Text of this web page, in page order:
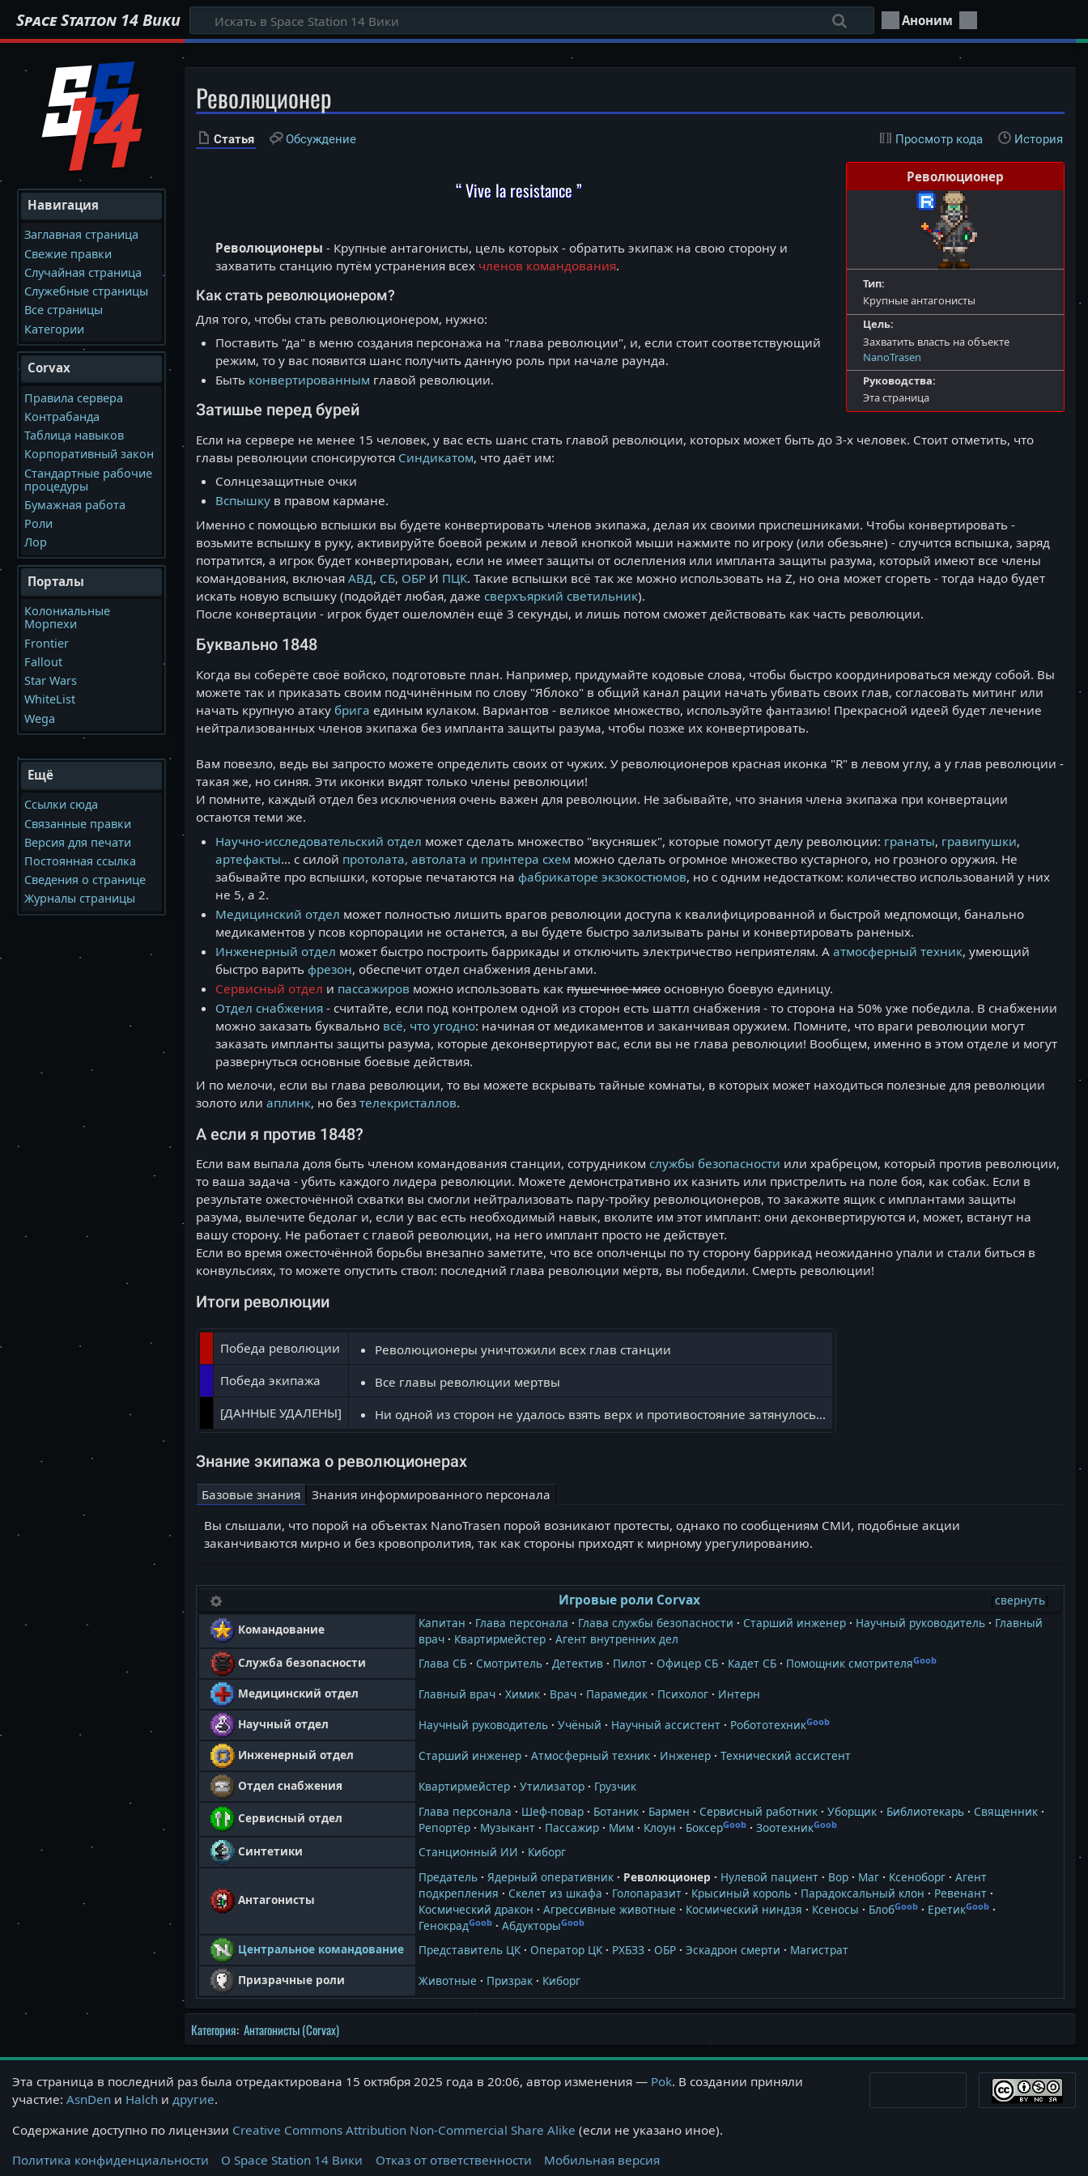
Аноним
Space Station 14 Вики
Революционер
Статья Обсуждение Просмотр кода История
Революционер
Тип:
Крупные антагонисты
Цель:
Захватить власть на объекте
NanoTrasen
Руководства:
Эта страница
“ Vive la resistance ”
Революционеры - Крупные антагонисты, цель которых - обратить экипаж на свою сторону и
захватить станцию путём устранения всех членов командования.
Как стать революционером?
Для того, чтобы стать революционером, нужно:
Поставить "да" в меню создания персонажа на "глава революции", и, если стоит соответствующий
режим, то у вас появится шанс получить данную роль при начале раунда.
Быть конвертированным главой революции.
Затишье перед бурей
Если на сервере не менее 15 человек, у вас есть шанс стать главой революции, которых может быть до 3-х человек. Стоит отметить, что
главы революции спонсируются Синдикатом, что даёт им:
Солнцезащитные очки
Вспышку в правом кармане.
Именно с помощью вспышки вы будете конвертировать членов экипажа, делая их своими приспешниками. Чтобы конвертировать -
возьмите вспышку в руку, активируйте боевой режим и левой кнопкой мыши нажмите по игроку (или обезьяне) - случится вспышка, заряд
потратится, а игрок будет конвертирован, если не имеет защиты от ослепления или импланта защиты разума, который имеют все члены
командования, включая АВД, СБ, ОБРИ ПЦК. Такие вспышки всё так же можно использовать на Z, но она может сгореть - тогда надо будет
искать новую вспышку (подойдёт любая, даже сверхъяркий светильник).
После конвертации - игрок будет ошеломлён ещё 3 секунды, и лишь потом сможет действовать как часть революции.
Буквально 1848
Когда вы соберёте своё войско, подготовьте план. Например, придумайте кодовые слова, чтобы быстро координироваться между собой. Вы
можете так и приказать своим подчинённым по слову "Яблоко" в общий канал рации начать убивать своих глав, согласовать митинг или
начать крупную атаку брига единым кулаком. Вариантов - великое множество, используйте фантазию! Прекрасной идеей будет лечение
нейтрализованных членов экипажа без импланта защиты разума, чтобы позже их конвертировать.
Вам повезло, ведь вы запросто можете определить своих от чужих. У революционеров красная иконка "R" в левом углу, а у глав революции -
такая же, но синяя. Эти иконки видят только члены революции!
И помните, каждый отдел без исключения очень важен для революции. Не забывайте, что знания члена экипажа при конвертации
остаются теми же.
Научно-исследовательский отдел может сделать множество "вкусняшек", которые помогут делу революции: гранаты, гравипушки,
артефакты... с силой протолата, автолата и принтера схем можно сделать огромное множество кустарного, но грозного оружия. Не
забывайте про вспышки, которые печатаются нафабрикаторе экзокостюмов, но с одним недостатком: количество использований у них
не 5, а 2.
Медицинский отдел может полностью лишить врагов революции доступа к квалифицированной и быстрой медпомощи, банально
медикаментов у псов корпорации не останется, а вы будете быстро зализывать раны и конвертировать раненых.
Инженерный отдел может быстро построить баррикады и отключить электричество неприятелям. Аатмосферный техник, умеющий
быстро варитьфрезон, обеспечит отдел снабжения деньгами.
Сервисный отдел и пассажиров можно использовать какпушечное мясоосновную боевую единицу.
Отдел снабжения - считайте, если под контролем одной из сторон есть шаттл снабжения - то сторона на 50% уже победила. В снабжении
можно заказать буквально всё, что угодно: начиная от медикаментов и заканчивая оружием. Помните, что враги революции могут
заказать импланты защиты разума, которые деконвертируют вас, если вы не глава революции! Вообщем, именно в этом отделе и могут
развернуться основные боевые действия.
И по мелочи, если вы глава революции, то вы можете вскрывать тайные комнаты, в которых может находиться полезные для революции
золото или аплинк, но без телекристаллов.
А если я против 1848?
Если вам выпала доля быть членом командования станции, сотрудником службы безопасности или храбрецом, который против революции,
то ваша задача - убить каждого лидера революции. Можете демонстративно их казнить или пристрелить на поле боя, как собак. Если в
результате ожесточённой схватки вы смогли нейтрализовать пару-тройку революционеров, то закажите ящик с имплантами защиты
разума, вылечите бедолаг и, если у вас есть необходимый навык, вколите им этот имплант: они деконвертируются и, может, встанут на
вашу сторону. Не работает с главой революции, на него имплант просто не действует.
Если во время ожесточённой борьбы внезапно заметите, что все ополченцы по ту сторону баррикад неожиданно упали и стали биться в
конвульсиях, то можете опустить ствол: последний глава революции мёртв, вы победили. Смерть революции!
Итоги революции
Победа революции
Революционеры уничтожили всех глав станции
Победа экипажа
Все главы революции мертвы
[ДАННЫЕ УДАЛЕНЫ]
Ни одной из сторон не удалось взять верх и противостояние затянулось...
Знание экипажа о революционерах
Базовые знания
Знания информированного персонала
Вы слышали, что порой на объектах NanoTrasen порой возникают протесты, однако по сообщениям СМИ, подобные акции
заканчиваются мирно и без кровопролития, так как стороны приходят к мирному урегулированию.
свернуть
Игровые роли Corvax
Командование Капитан Глава персонала Глава службы безопасности Старший инженер Научный руководитель
Главный
врач
Квартирмейстер
Агент внутренних дел
Служба безопасности
Глава СБ Смотритель Детектив Пилот Офицер СБ Кадет СБ Помощник смотрителяGoob
Медицинский отдел Главный врач Химик Врач Парамедик Психолог
Интерн
Научный отдел
Научный руководитель Учёный Научный ассистент РобототехникGoob
Инженерный отдел Старший инженер Атмосферный техник Инженер
Технический ассистент
Отдел снабжения
Квартирмейстер Утилизатор Грузчик
Сервисный отдел Глава персонала Шеф-повар Ботаник Бармен Сервисный работник Уборщик Библиотекарь
Священник
Репортёр
Музыкант Пассажир Мим Клоун БоксерGoob ЗоотехникGoob
Синтетики Станционный ИИ Киборг
Антагонисты
Предатель Ядерный оперативник Революционер Нулевой пациент Вор Маг Ксеноборг
Агент
подкрепления
Скелет из шкафа Голопаразит Крысиный король Парадоксальный клон
Ревенант
Космический дракон
Агрессивные животные Космический ниндзя Ксеносы БлобGoob ЕретикGoob
ГенокрадGoob АбдукторыGoob
Центральное командование Представитель ЦК Оператор ЦК РХБЗЗ ОБР Эскадрон смерти
Магистрат
Призрачные роли
Животные Призрак Киборг
Категория: Антагонисты (Corvax)
Навигация
Заглавная страница
Свежие правки
Случайная страница
Служебные страницы
Все страницы
Категории
Corvax
Правила сервера
Контрабанда
Таблица навыков
Корпоративный закон
Стандартные рабочие
процедуры
Бумажная работа
Роли
Лор
Порталы
Колониальные
Морпехи
Frontier
Fallout
Star Wars
WhiteList
Wega
Ещё
Ссылки сюда
Связанные правки
Версия для печати
Постоянная ссылка
Сведения о странице
Журналы страницы
Эта страница в последний раз была отредактирована 15 октября 2025 года в 20:06, автор изменения — Pok. В создании приняли
участие:AsnDen и Halch идругие.
Содержание доступно по лицензии Creative Commons Attribution Non-Commercial Share Alike (если не указано иное).
Политика конфиденциальности
О Space Station 14 Вики Отказ от ответственности Мобильная версия